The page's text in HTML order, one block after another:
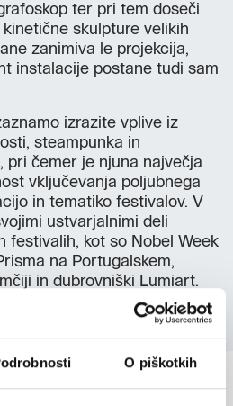
O piškotkih
ter pri tem doseči
skulpture velikih
zanimiva le projekcija,
instalacije postane tudi sam
izrazite vplive iz
steampunka in
pri čemer je njuna največja
vključevanja poljubnega
in tematiko festivalov. V
ustvarjalnimi deli
festivalih, kot so Nobel Week
na Portugalskem,
in dubrovniški Lumiart.